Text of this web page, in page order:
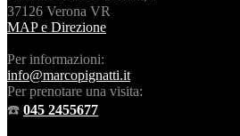
37126 Verona VR
MAP e Direzione
Per informazioni:
info@marcopignatti.it
Per prenotare una visita:
☎️ 045 2455677